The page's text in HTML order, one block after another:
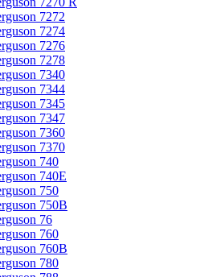
7272
7274
7276
7278
7340
7344
7345
7347
7360
7370
740
740E
750
750B
76
760
760B
780